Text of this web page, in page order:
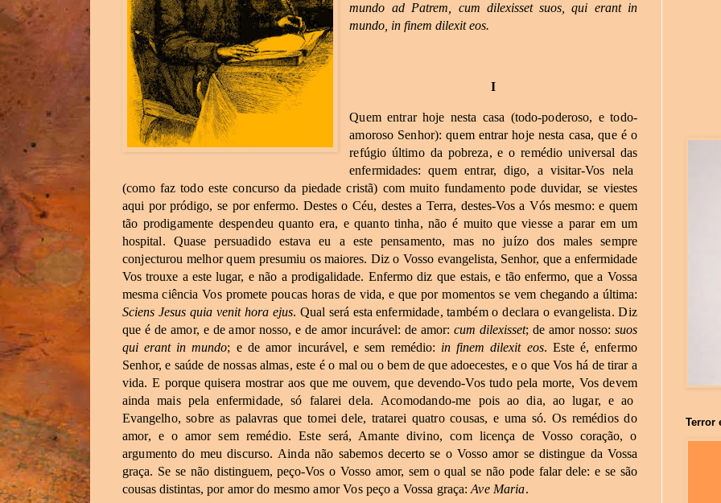
mundo ad Patrem, cum dilexisset suos, qui erant in
mundo, in finem dilexit eos.
I
Quem entrar hoje nesta casa (todo-poderoso, e todo-
amoroso Senhor): quem entrar hoje nesta casa, que éo
refúgio último da pobreza, e o remédio universal das
enfermidades:quem entrar, digo, a visitar-Vos nela
(como faz todo este concurso da piedadecristã) com muito fundamento pode duvidar, se viestes
aqui por pródigo, se por enfermo. Destes o Céu, destes a Terra, destes-Vos a Vósmesmo: e quem
tão prodigamente despendeu quanto era, e quantotinha, não é muito que viesse a parar em um
hospital.
Quase persuadidoestava eu a este pensamento, mas no juízo dos males sempre
conjecturou melhor quem presumiu os maiores. Diz o Vosso evangelista, Senhor, que a enfermidade
Vos trouxe a este lugar, e não a prodigalidade. Enfermo diz que estais, e tão enfermo, que a Vossa
mesma ciência Vospromete poucas horasde vida, e que pormomentos se vem chegando a última:
Sciens Jesus quia venit hora ejus. Qual será estaenfermidade, também o declara o evangelista. Diz
que é deamor, e de amornosso, e de amor incurável: de amor: cum dilexisset; de amor nosso: suos
qui erant in mundo; e de amor incurável, e sem remédio: in finem dilexit eos. Este é,enfermo
Senhor, e saúde de nossas almas, este é o mal ou o bem de queadoecestes, e o que Vos há de tirar a
vida. E porque quisera mostrar aos que me ouvem, quedevendo-Vos tudo pela morte, Vos devem
aindamaispela enfermidade, só falarei dela. Acomodando-me pois ao dia, ao lugar, e ao
Evangelho, sobre as palavras que tomeidele, tratarei quatrocousas, e uma só. Os remédios do
amor, e o amor sem remédio. Este será, Amante divino, com licença de Vosso coração,
o
argumento do meu discurso. Ainda não sabemosdecerto se o Vosso amor se distingue da Vossa
graça. Se se não distinguem, peço-Vos o Vosso amor, sem o qual se não pode falar dele: e se são
cousas distintas,por amor do mesmo amor Vos peço a Vossa graça: Ave Maria.
Terror